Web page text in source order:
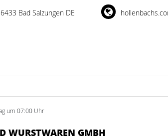
Bad Salzungen DE
um 07:00 Uhr
WURSTWAREN GMBH